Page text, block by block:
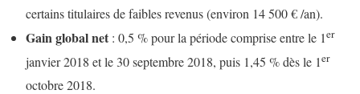
certains titulaires de faibles revenus (environ 14 500 € /an).
Gain global net : 0,5 % pour la période comprise entre le 1er
janvier 2018 et le 30 septembre 2018, puis 1,45 % dès le 1er
octobre 2018.